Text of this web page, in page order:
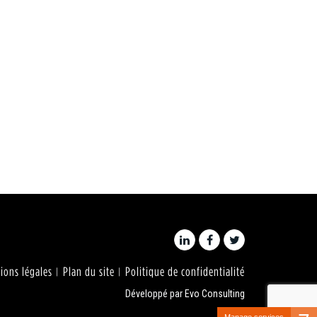
légales Plan du site Politique de confidentialité
Développé par Evo Consulting